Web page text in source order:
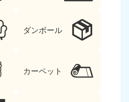
ダンボール
カーペット